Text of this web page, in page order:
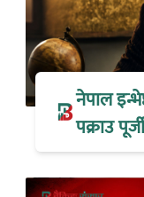
नेपाल
पक्राउ